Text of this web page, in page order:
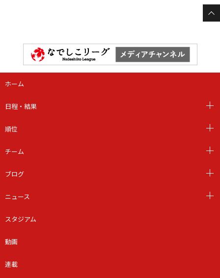
ホーム
日程・結果
順位
チーム
ブログ
ニュース
スタジアム
動画
連載